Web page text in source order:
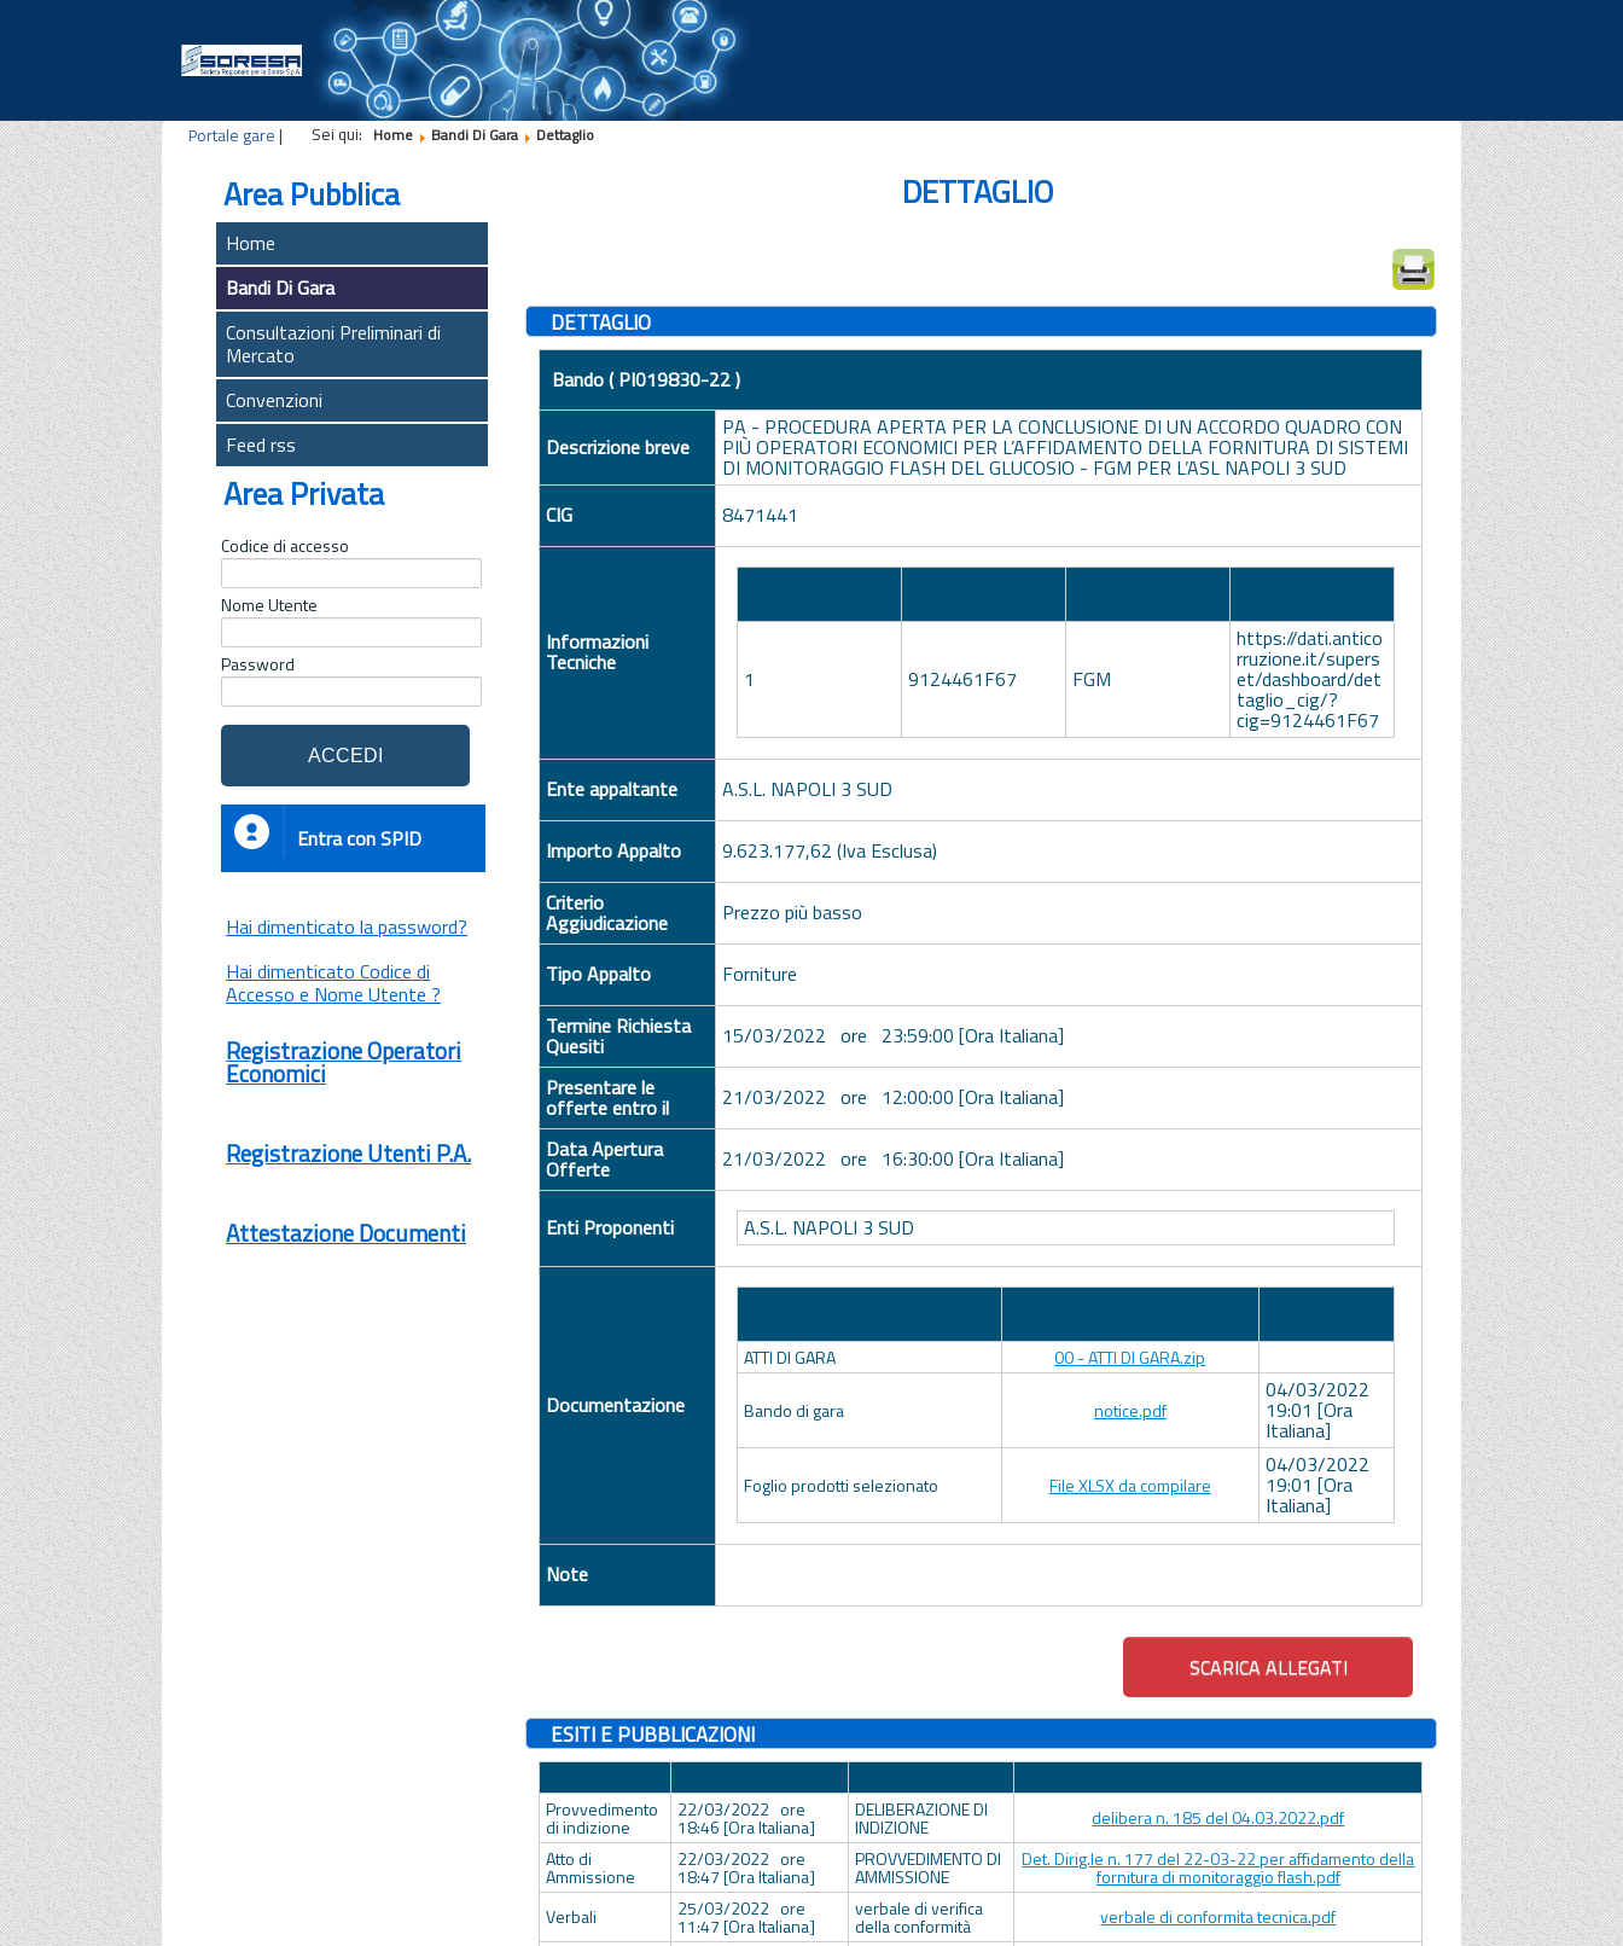
Portale gare | Sei qui: Home Bandi Di Gara Dettaglio
Area Pubblica
Home
Bandi Di Gara
Consultazioni Preliminari di
Mercato
Convenzioni
Feed rss
Area Privata
Codice di accesso
Nome Utente
Password
Entra con SPID
Hai dimenticato la password?
Hai dimenticato Codice di
Accesso e Nome Utente ?
Registrazione Operatori
Economici
Registrazione Utenti P.A.
Attestazione Documenti
DETTAGLIO
DETTAGLIO
Bando ( PI019830-22 )
Descrizione breve
PA - PROCEDURA APERTA PER LA CONCLUSIONE DI UN ACCORDO QUADRO CON
PIÙ OPERATORI ECONOMICI PER L’AFFIDAMENTO DELLA FORNITURA DI SISTEMI
DI MONITORAGGIO FLASH DEL GLUCOSIO - FGM PER L’ASL NAPOLI 3 SUD
CIG
8471441
Informazioni
Tecniche
1 9124461F67 FGM
https://dati.antico
rruzione.it/supers
et/dashboard/det
taglio_cig/?
cig=9124461F67
Ente appaltante A.S.L. NAPOLI 3 SUD
Importo Appalto
9.623.177,62 (Iva Esclusa)
Criterio
Aggiudicazione Prezzo più basso
Tipo Appalto
Forniture
Termine Richiesta
Quesiti
15/03/2022 ore 23:59:00 [Ora Italiana]
Presentare le
offerte entro il
21/03/2022 ore 12:00:00 [Ora Italiana]
Data Apertura
Offerte 21/03/2022 ore 16:30:00 [Ora Italiana]
Enti Proponenti A.S.L. NAPOLI 3 SUD
Documentazione
ATTI DI GARA 00 - ATTI DI GARA.zip
Bando di gara notice.pdf
04/03/2022
19:01 [Ora
Italiana]
Foglio prodotti selezionato File XLSX da compilare
04/03/2022
19:01 [Ora
Italiana]
Note
ESITI E PUBBLICAZIONI
Provvedimento
di indizione
22/03/2022 ore
18:46 [Ora Italiana]
DELIBERAZIONE DI
INDIZIONE
delibera n. 185 del 04.03.2022.pdf
Atto di
Ammissione
22/03/2022 ore
18:47 [Ora Italiana]
PROVVEDIMENTO DI
AMMISSIONE
Det. Dirig.le n. 177 del 22-03-22 per affidamento della
fornitura di monitoraggio flash.pdf
Verbali
25/03/2022 ore
11:47 [Ora Italiana]
verbale di verifica
della conformità verbale di conformita tecnica.pdf